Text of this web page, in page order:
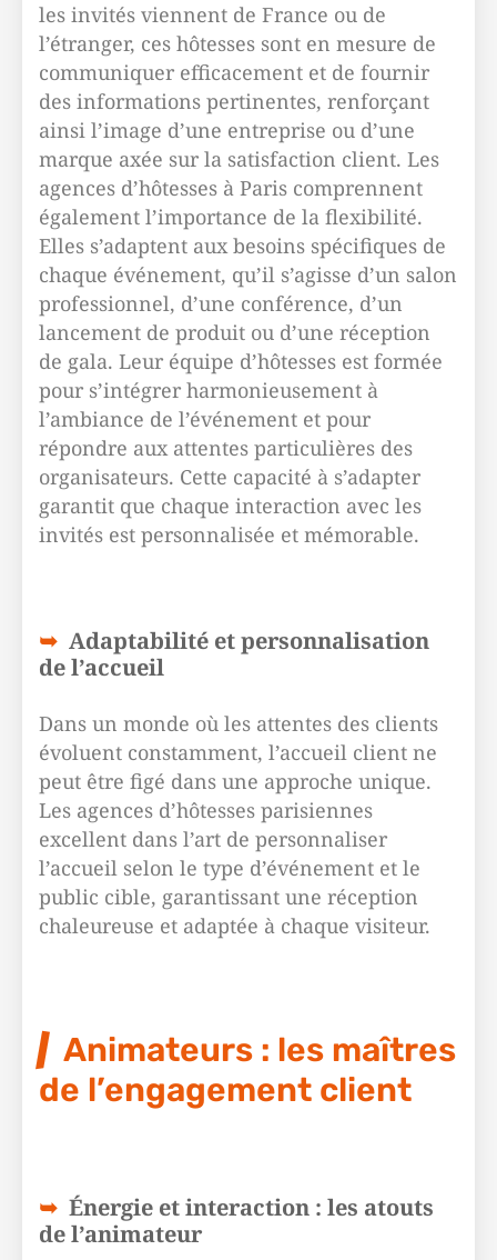
les invités viennent de France ou de
l’étranger, ces hôtesses sont en mesure de
communiquer efficacement et de fournir
des informations pertinentes, renforçant
ainsi l’image d’une entreprise ou d’une
marque axée sur la satisfaction client. Les
agences d’hôtesses à Paris comprennent
également l’importance de la flexibilité.
Elles s’adaptent aux besoins spécifiques de
chaque événement, qu’il s’agisse d’un salon
professionnel, d’une conférence, d’un
lancement de produit ou d’une réception
de gala. Leur équipe d’hôtesses est formée
pour s’intégrer harmonieusement à
l’ambiance de l’événement et pour
répondre aux attentes particulières des
organisateurs. Cette capacité à s’adapter
garantit que chaque interaction avec les
invités est personnalisée et mémorable.
Adaptabilité et personnalisation
de l’accueil
Dans un monde où les attentes des clients
évoluent constamment, l’accueil client ne
peut être figé dans une approche unique.
Les agences d’hôtesses parisiennes
excellent dans l’art de personnaliser
l’accueil selon le type d’événement et le
public cible, garantissant une réception
chaleureuse et adaptée à chaque visiteur.
Animateurs : les maîtres
de l’engagement client
Énergie et interaction : les atouts
de l’animateur